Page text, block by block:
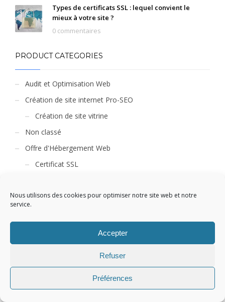
Nous utilisons des cookies pour optimiser notre site web et notre
service.
Accepter
Refuser
Préférences
Types de certificats SSL : lequel convient le
mieux à votre site ?
0 commentaires
PRODUCT CATEGORIES
Audit et Optimisation Web
Création de site internet Pro-SEO
Création de site vitrine
Non classé
Offre d'Hébergement Web
Certificat SSL
Référencement naturel - 1 mois
Référencement naturel - 6 mois
Référencement naturel RGG
Referencement Social SMO